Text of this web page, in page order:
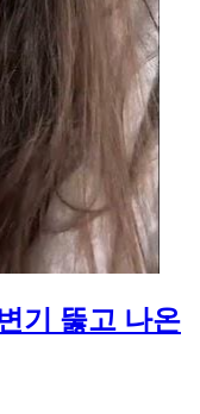
기 뚫고 나온